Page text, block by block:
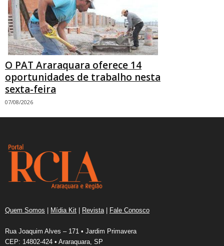
O PAT Araraquara oferece 14
oportunidades de trabalho nesta
sexta-feira
07/08/2026
Quem Somos | Mídia Kit | Revista | Fale Conosco
Rua Joaquim Alves – 171 • Jardim Primavera
CEP: 14802-424 • Araraquara, SP